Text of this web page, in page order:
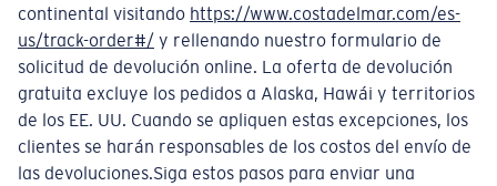
continental visitando https://www.costadelmar.com/es-
us/track-order#/ y rellenando nuestro formulario de
solicitud de devolución online. La oferta de devolución
gratuita excluye los pedidos a Alaska, Hawái y territorios
de los EE. UU. Cuando se apliquen estas excepciones, los
clientes se harán responsables de los costos del envío de
las devoluciones.Siga estos pasos para enviar una